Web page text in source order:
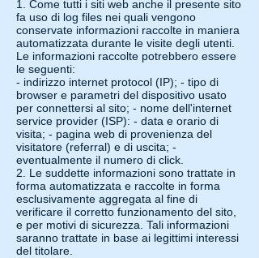
1. Come tutti i siti web anche il presente sito
fa uso di log files nei quali vengono
conservate informazioni raccolte in maniera
automatizzata durante le visite degli utenti.
Le informazioni raccolte potrebbero essere
le seguenti:
- indirizzo internet protocol (IP); - tipo di
browser e parametri del dispositivo usato
per connettersi al sito; - nome dell'internet
service provider (ISP): - data e orario di
visita; - pagina web di provenienza del
visitatore (referral) e di uscita; -
eventualmente il numero di click.
2. Le suddette informazioni sono trattate in
forma automatizzata e raccolte in forma
esclusivamente aggregata al fine di
verificare il corretto funzionamento del sito,
e per motivi di sicurezza. Tali informazioni
saranno trattate in base ai legittimi interessi
del titolare.